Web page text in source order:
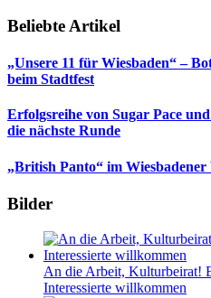
Beliebte Artikel
„Unsere 11 für Wiesbaden“ –
beim Stadtfest
Erfolgsreihe von Sugar Pace
die nächste Runde
„British Panto“ im Wiesbadener
Bilder
An die Arbeit, Kulturbeirat!
Interessierte willkommen